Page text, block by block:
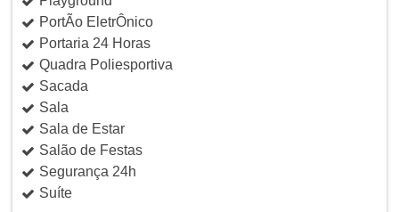
PortÃo EletrÔnico
Portaria 24 Horas
Quadra Poliesportiva
Sacada
Sala
Sala de Estar
Salão de Festas
Segurança 24h
Suíte